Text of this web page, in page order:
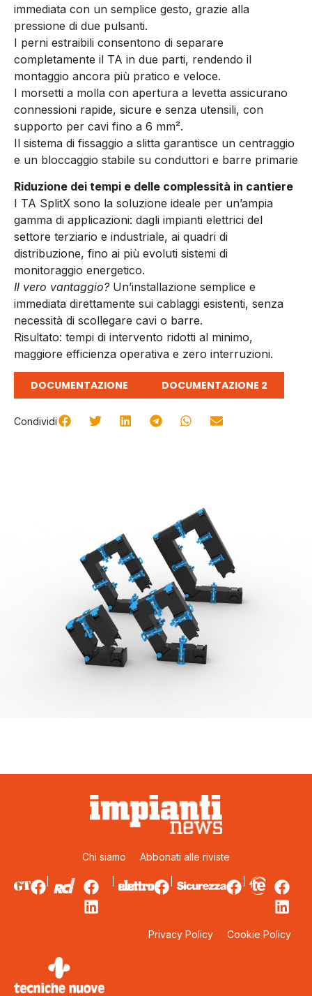
immediata con un semplice gesto, grazie alla
pressione di due pulsanti.
I perni estraibili consentono di separare
completamente il TA in due parti, rendendo il
montaggio ancora più pratico e veloce.
I morsetti a molla con apertura a levetta assicurano
connessioni rapide, sicure e senza utensili, con
supporto per cavi fino a 6 mm².
Il sistema di fissaggio a slitta garantisce un centraggio
e un bloccaggio stabile su conduttori e barre primarie
Riduzione dei tempi e delle complessità in cantiere
I TA SplitX sono la soluzione ideale per un’ampia
gamma di applicazioni: dagli impianti elettrici del
settore terziario e industriale, ai quadri di
distribuzione, fino ai più evoluti sistemi di
monitoraggio energetico.
Il vero vantaggio?Un’installazione semplice e
immediata direttamente sui cablaggi esistenti, senza
necessità di scollegare cavi o barre.
Risultato: tempi di intervento ridotti al minimo,
maggiore efficienza operativa e zero interruzioni.
DOCUMENTAZIONE DOCUMENTAZIONE 2
Condividi
Chi siamo Abbonati alle riviste
Privacy Policy Cookie Policy